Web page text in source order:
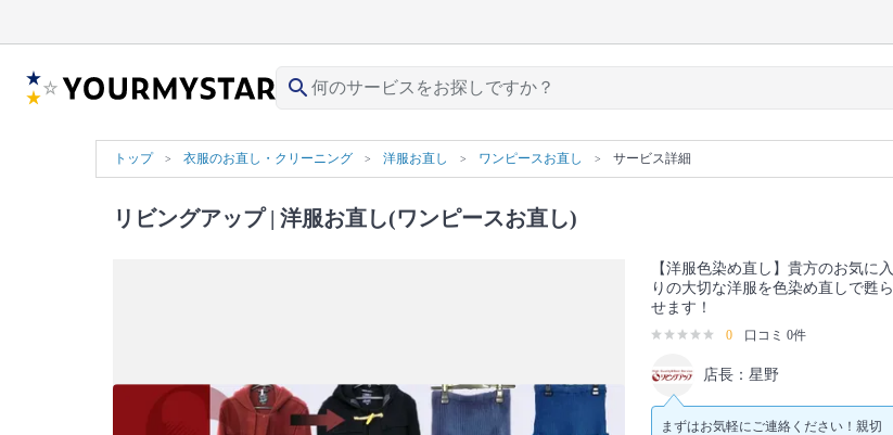
search
トップ 衣服のお直し・クリーニング 洋服お直し ワンピースお直し サービス詳細
リビングアップ| 洋服お直し(ワンピースお直し)
【洋服色染め直し】貴方のお気に入
りの大切な洋服を色染め直しで甦ら
せます！
0 口コミ 0件
店長：星野
まずはお気軽にご連絡ください！親切